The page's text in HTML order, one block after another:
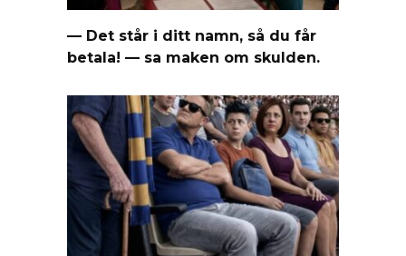
— Det står i ditt namn, så du får
betala! — sa maken om skulden.